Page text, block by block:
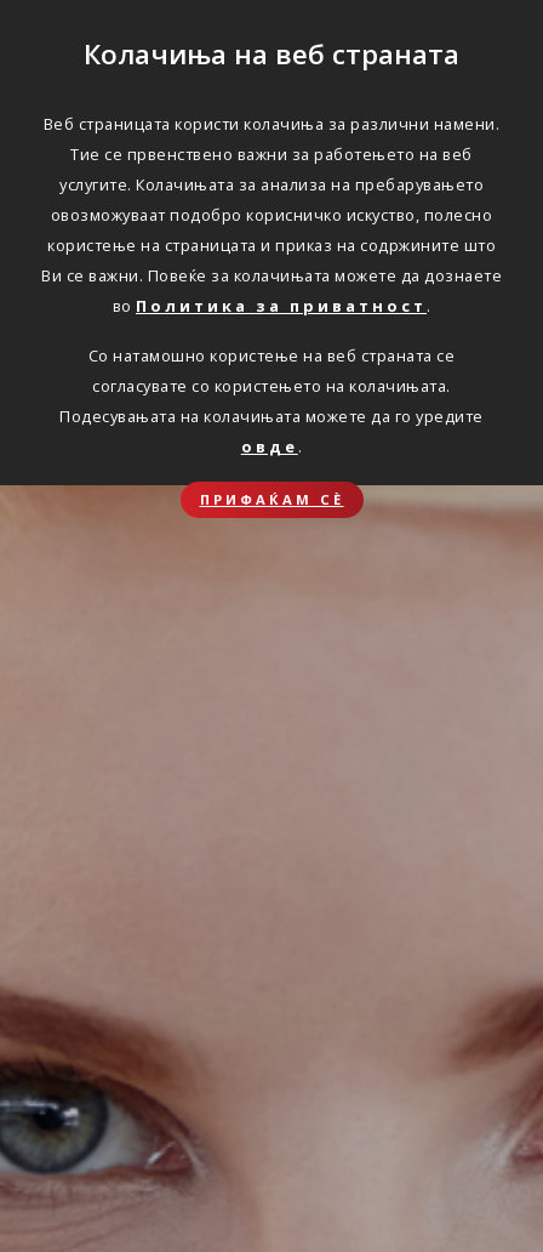
Колачиња на веб страната
Веб страницата користи колачиња за различни намени.
Тие се првенствено важни за работењето на веб
услугите. Колачињата за анализа на пребарувањето
овозможуваат подобро корисничко искуство, полесно
користење на страницата и приказ на содржините што
Ви се важни. Повеќе за колачињата можете да дознаете
во Политика за приватност .
Со натамошно користење на веб страната се
согласувате со користењето на колачињата.
Подесувањата на колачињата можете да го уредите
овде .
ПРИФАЌАМ СЀ